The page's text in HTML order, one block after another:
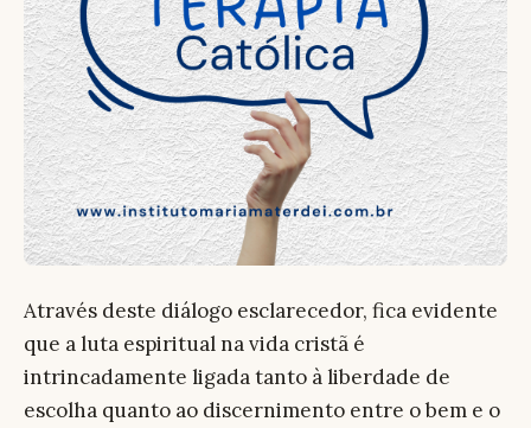
Através deste diálogo esclarecedor, fica evidente
que a luta espiritual na vida cristã é
intrincadamente ligada tanto à liberdade de
escolha quanto ao discernimento entre o bem e o